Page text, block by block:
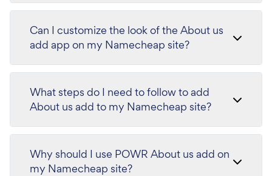
Can I customize the look of the About us
add app on my Namecheap site?
What steps do I need to follow to add
About us add to my Namecheap site?
Why should I use POWR About us add on
my Namecheap site?